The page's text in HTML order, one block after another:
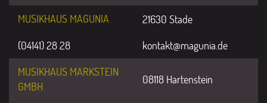
MUSIKHAUS MAGUNIA
21630 Stade
(04141) 28 28
kontakt@magunia.de
MUSIKHAUS MARKSTEIN
GMBH
08118 Hartenstein